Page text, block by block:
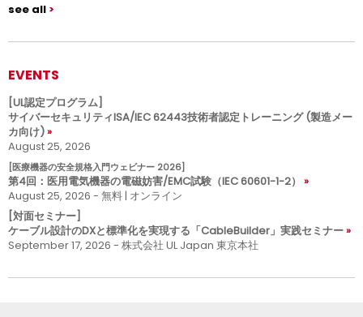
see all
EVENTS
[UL認定プログラム]
サイバーセキュリティISA/IEC 62443技術者認定トレーニング (製造メー
カ向け)
August 25, 2026
[医療機器の安全規格入門ウェビナー 2026]
第4回：医用電気機器の電磁妨害/EMC試験（IEC 60601-1-2）
August 25, 2026 - 無料 | オンライン
[対面セミナー]
ケーブル設計のDXと標準化を実現する「CableBuilder」実践セミナー
September 17, 2026 - 株式会社 UL Japan 東京本社